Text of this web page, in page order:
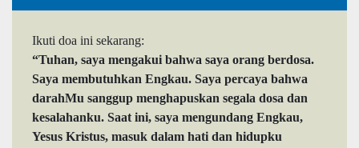
Ikuti doa ini sekarang:
“Tuhan, saya mengakui bahwa saya orang berdosa.
Saya membutuhkan Engkau. Saya percaya bahwa
darahMu sanggup menghapuskan segala dosa dan
kesalahanku. Saat ini, saya mengundang Engkau,
Yesus Kristus, masuk dalam hati dan hidupku